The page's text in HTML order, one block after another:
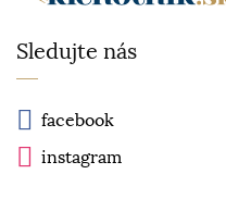
Sledujte nás
facebook
instagram